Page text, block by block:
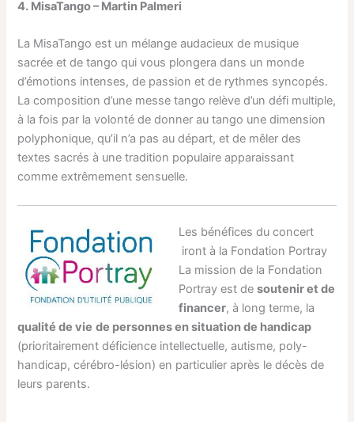
4. MisaTango – Martin Palmeri
La MisaTango est un mélange audacieux de musique
sacrée et de tango qui vous plongera dans un monde
d’émotions intenses, de passion et de rythmes syncopés.
La composition d’une messe tango relève d’un défi multiple,
à la fois par la volonté de donner au tango une dimension
polyphonique, qu’il n’a pas au départ, et de mêler des
textes sacrés à une tradition populaire apparaissant
comme extrêmement sensuelle.
Les bénéfices du concert
iront à la Fondation Portray
La mission de la Fondation
Portray est desoutenir et de
financer, à long terme, la
qua​lité de vie de personnes en situation de handicap
(prioritairement déficience intellectuelle, autisme, poly-
handicap, cérébro-lésion) en particulier après le décès de
leurs parents.